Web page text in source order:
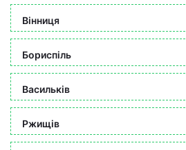
Вінниця
Бориспіль
Васильків
Ржищів